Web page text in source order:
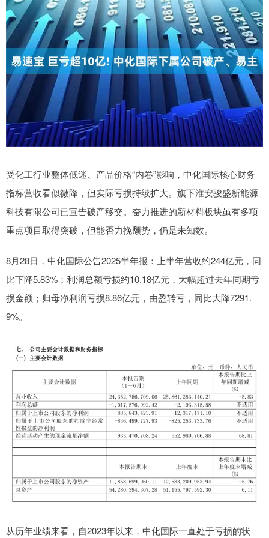
受化工行业整体低迷、产品价格“内卷”影响，中化国际核心财务
指标营收看似微降，但实际亏损持续扩大。旗下淮安骏盛新能源
科技有限公司已宣告破产移交。奋力推进的新材料板块虽有多项
重点项目取得突破，但能否力挽颓势，仍是未知数。
8月28日，中化国际公告2025半年报：上半年营收约244亿元，同
比下降5.83%；利润总额亏损约10.18亿元，大幅超过去年同期亏
损金额；归母净利润亏损8.86亿元，由盈转亏，同比大降7291.
9%。
从历年业绩来看，自2023年以来，中化国际一直处于亏损的状